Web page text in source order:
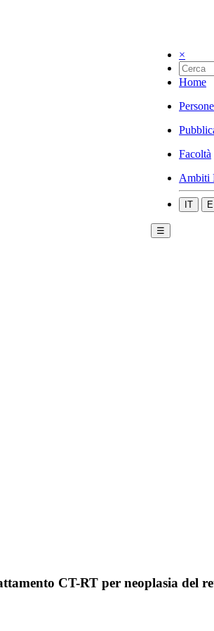
×
Home
Persone
Facoltà
Ambiti
IT
☰
CT-RT per neoplasia del